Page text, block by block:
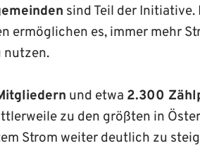
sind Teil der
ermöglichen es, immer mehr
nutzen.
und etwa 2.300
zu den größten in
Strom weiter deutlich zu